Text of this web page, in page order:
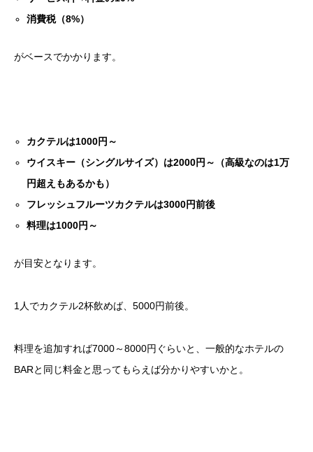
消費税（8%）
がベースでかかります。
カクテルは1000円～
ウイスキー（シングルサイズ）は2000円～（高級なのは1万
円超えもあるかも）
フレッシュフルーツカクテルは3000円前後
料理は1000円～
が目安となります。
1人でカクテル2杯飲めば、5000円前後。
料理を追加すれば7000～8000円ぐらいと、一般的なホテルの
BARと同じ料金と思ってもらえば分かりやすいかと。